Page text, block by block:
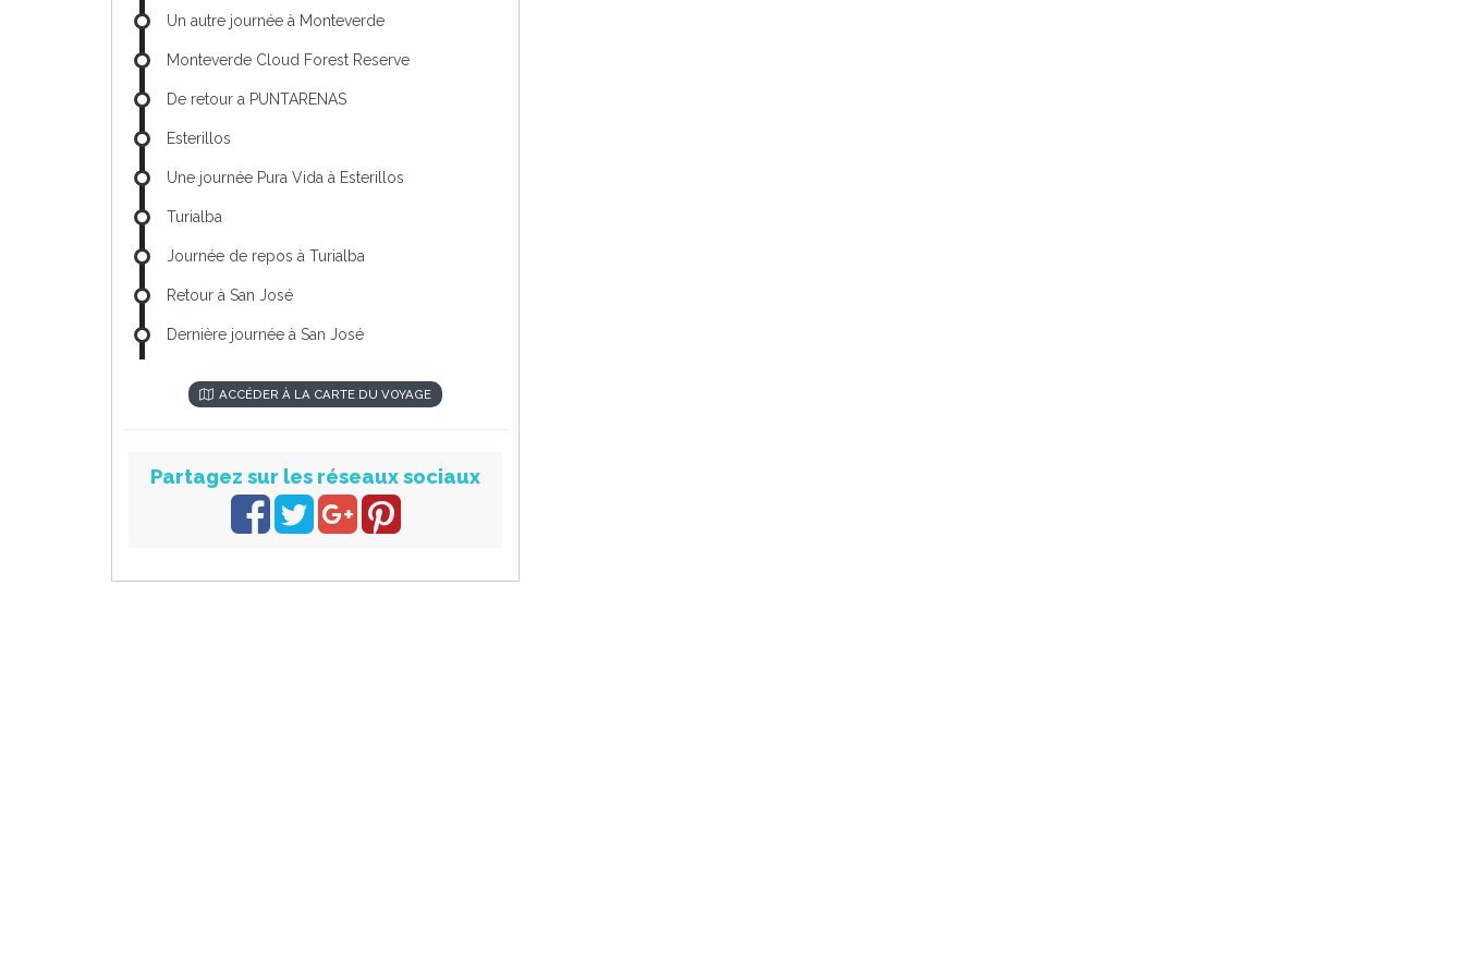
Un autre journée à Monteverde
Monteverde Cloud Forest Reserve
De retour a PUNTARENAS
Esterillos
Une journée Pura Vida à Esterillos
Turialba
Journée de repos à Turialba
Retour à San José
Dernière journée à San José
ACCÉDER À LA CARTE DU VOYAGE
Partagez sur les réseaux sociaux